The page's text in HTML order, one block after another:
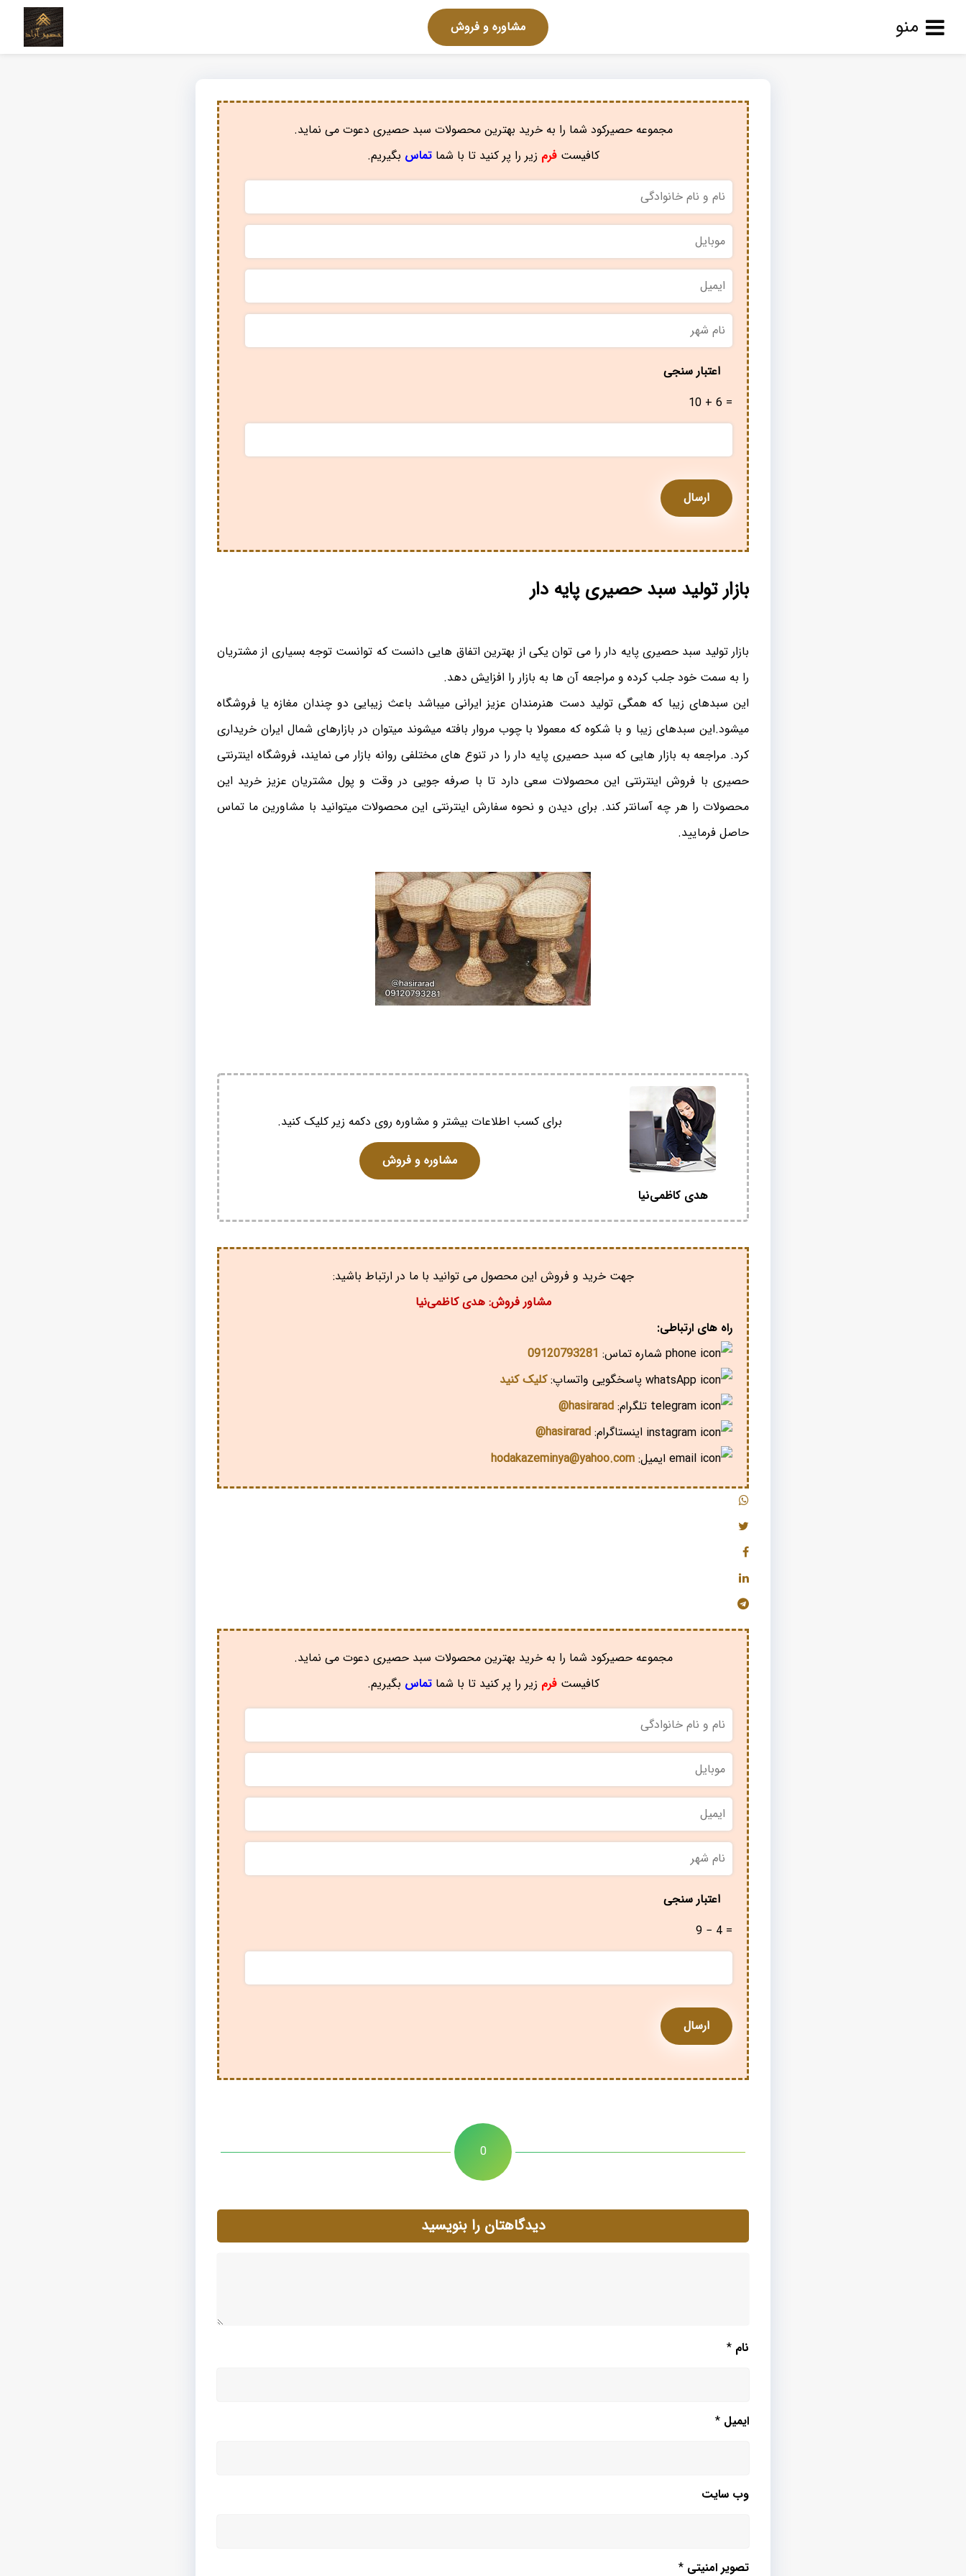
منو مشاوره و فروش
مجموعه حصیرکود شما را به خرید بهترین محصولات سبد حصیری دعوت می نماید.
کافیستفرم زیر را پر کنید تا با شماتماس بگیریم.
و
نام
خانوادگی
موبایل
ایمیل
نام
شهر
اعتبار سنجی
10 + 6 =
بازار تولید سبد حصیری پایه دار
بازار تولید سبد حصیری پایه دار را می توان یکی از بهترین اتفاق هایی دانست که توانست توجه بسیاری از مشتریان
را به سمت خود جلب کرده و مراجعه آن ها به بازار را افزایش دهد.
این سبدهای زیبا که همگی تولید دست هنرمندان عزیز ایرانی میباشد باعث زیبایی دو چندان مغازه یا فروشگاه
میشود.این سبدهای زیبا و با شکوه که معمولا با چوب مروار بافته میشوند میتوان در بازارهای شمال ایران خریداری
کرد. مراجعه به بازار هایی که سبد حصیری پایه دار را در تنوع های مختلفی روانه بازار می نمایند، فروشگاه اینترنتی
حصیری با فروش اینترنتی این محصولات سعی دارد تا با صرفه جویی در وقت و پول مشتریان عزیز خرید این
محصولات را هر چه آسانتر کند. برای دیدن و نحوه سفارش اینترنتی این محصولات میتوانید با مشاورین ما تماس
حاصل فرمایید.
هدی کاظمی‌نیا
برای کسب اطلاعات بیشتر و مشاوره روی دکمه زیر کلیک کنید.
مشاوره و فروش
جهت خرید و فروش این محصول می توانید با ما در ارتباط باشید:
مشاور فروش: هدی کاظمی‌نیا
راه های ارتباطی:
شماره تماس: 09120793281
پاسخگویی واتساپ:کلیک کنید
تلگرام: hasirarad@
اینستاگرام: hasirarad@
ایمیل: hodakazeminya@yahoo.com
مجموعه حصیرکود شما را به خرید بهترین محصولات سبد حصیری دعوت می نماید.
کافیستفرم زیر را پر کنید تا با شماتماس بگیریم.
و
نام
خانوادگی
موبایل
ایمیل
نام
شهر
اعتبار سنجی
9 − 4 =
0
دیدگاهتان را بنویسید
نام *
ایمیل *
وب‌ سایت
تصویر امنیتی *